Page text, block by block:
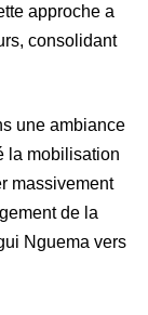
approche a
consolidant
une ambiance
la mobilisation
massivement
de la
Nguema vers